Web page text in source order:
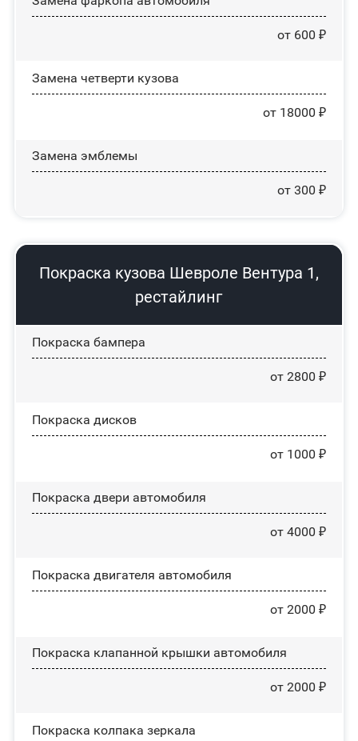
от 600 ₽
Замена четверти кузова
от 18000 ₽
Замена эмблемы
от 300 ₽
Покраска кузова Шевроле Вентура 1,
рестайлинг
Покраска бампера
от 2800 ₽
Покраска дисков
от 1000 ₽
Покраска двери автомобиля
от 4000 ₽
Покраска двигателя автомобиля
от 2000 ₽
Покраска клапанной крышки автомобиля
от 2000 ₽
Покраска колпака зеркала